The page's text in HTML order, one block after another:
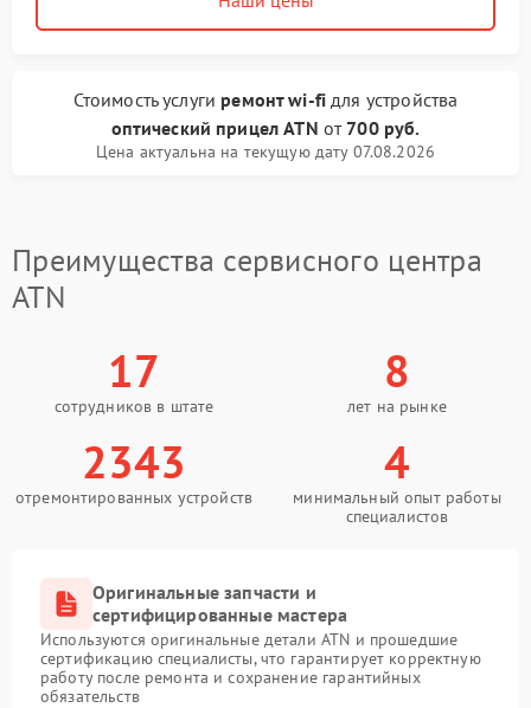
Стоимость услуги ремонт wi-fi для устройства
оптический прицел ATN от 700 руб.
Цена актуальна на текущую дату 07.08.2026
Преимущества сервисного центра
ATN
17
сотрудников в штате
8
лет на рынке
2343
отремонтированных устройств
4
минимальный опыт работы
специалистов
Оригинальные запчасти и
сертифицированные мастера
Используются оригинальные детали ATN и прошедшие
сертификацию специалисты, что гарантирует корректную
работу после ремонта и сохранение гарантийных
обязательств